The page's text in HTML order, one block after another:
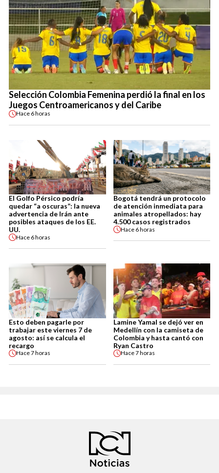
Selección Colombia Femenina perdió la final en los
Juegos Centroamericanos y del Caribe
Hace 6 horas
El Golfo Pérsico podría
quedar “a oscuras”: la nueva
advertencia de Irán ante
posibles ataques de los EE.
UU.
Hace 6 horas
Bogotá tendrá un protocolo
de atención inmediata para
animales atropellados: hay
4.500 casos registrados
Hace 6 horas
Esto deben pagarle por
trabajar este viernes 7 de
agosto: así se calcula el
recargo
Hace7 horas
Lamine Yamal se dejó ver en
Medellín con la camiseta de
Colombia y hasta cantó con
Ryan Castro
Hace7 horas